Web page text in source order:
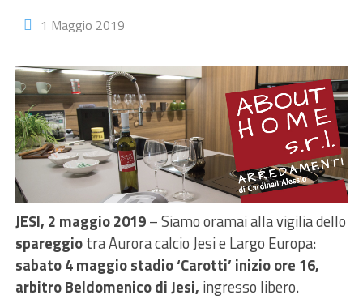
1 Maggio 2019
JESI, 2 maggio 2019– Siamo oramai alla vigilia dello
spareggiotra Aurora calcio Jesi e Largo Europa:
sabato 4 maggio stadio ‘Carotti’ inizio ore 16,
arbitro Beldomenico di Jesi, ingresso libero.